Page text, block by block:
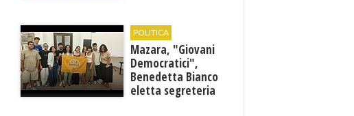
POLITICA
Mazara, "Giovani
Democratici",
Benedetta Bianco
eletta segreteria